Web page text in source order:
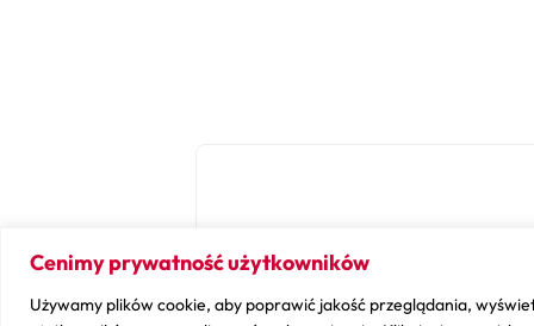
Cenimy prywatność użytkowników
Używamy plików cookie, aby poprawić jakość przeglądania,